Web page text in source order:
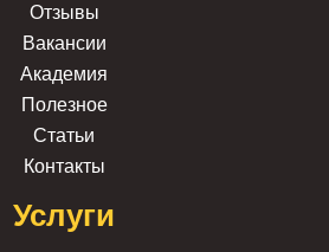
Отзывы
Вакансии
Академия
Полезное
Статьи
Контакты
Услуги